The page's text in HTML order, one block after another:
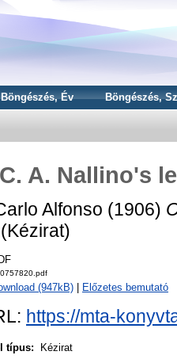
Böngészés, Év Böngészés,
C. A. Nallino's
Alfonso (1906)
(947kB) Előzetes bemutató
https://mta-
típus:
Kézirat